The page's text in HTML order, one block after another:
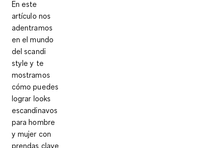
En este
artículo nos
adentramos
en el mundo
del scandi
style y te
mostramos
cómo puedes
lograr looks
escandinavos
para hombre
y mujer con
prendas clave